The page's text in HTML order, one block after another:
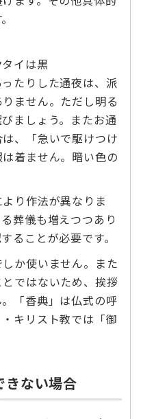
イは黒
たりした通夜は、派
ません。ただし明る
ましょう。またお通
、「急いで駆けつけ
着ません。暗い色の
り作法が異なりま
葬儀も増えつつあり
ることが必要です。
か使いません。また
ではないため、挨拶
「香典」は仏式の呼
キリスト教では「御
ない場合